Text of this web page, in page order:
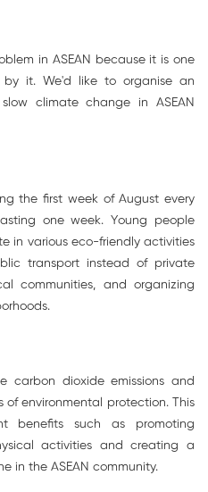
in ASEAN because it is one
it. We'd like to organise an
climate change in ASEAN
the first week of August every
one week. Young people
in various eco-friendly activities
transport instead of private
communities, and organizing
carbon dioxide emissions and
of environmental protection. This
benefits such as promoting
activities and creating a
in the ASEAN community.